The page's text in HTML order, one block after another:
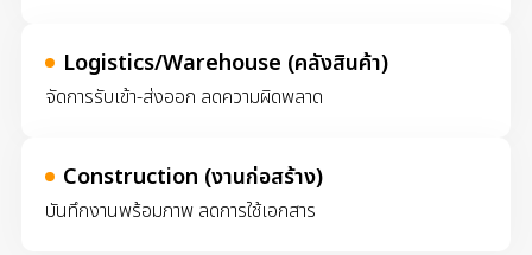
Logistics/Warehouse (คลังสินค้า)
จัดการรับเข้า-ส่งออก ลดความผิดพลาด
Construction (งานก่อสร้าง)
บันทึกงานพร้อมภาพ ลดการใช้เอกสาร